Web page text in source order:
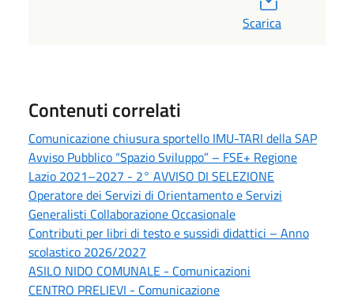
Scarica
Contenuti correlati
Comunicazione chiusura sportello IMU-TARI della SAP
Avviso Pubblico “Spazio Sviluppo” – FSE+ Regione
Lazio 2021–2027 - 2° AVVISO DI SELEZIONE
Operatore dei Servizi di Orientamento e Servizi
Generalisti Collaborazione Occasionale
Contributi per libri di testo e sussidi didattici – Anno
scolastico 2026/2027
ASILO NIDO COMUNALE - Comunicazioni
CENTRO PRELIEVI - Comunicazione